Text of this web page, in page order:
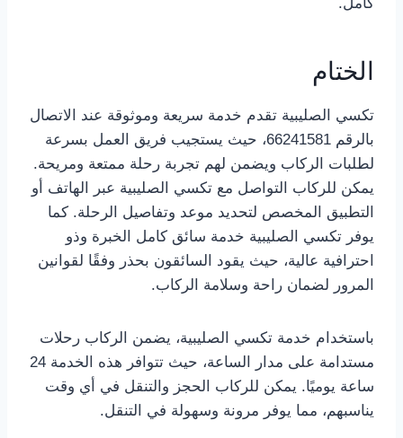
الختام
تكسي الصليبية تقدم خدمة سريعة وموثوقة عند الاتصال
بالرقم 66241581، حيث يستجيب فريق العمل بسرعة
لطلبات الركاب ويضمن لهم تجربة رحلة ممتعة ومريحة.
يمكن للركاب التواصل مع تكسي الصليبية عبر الهاتف أو
التطبيق المخصص لتحديد موعد وتفاصيل الرحلة. كما
يوفر تكسي الصليبية خدمة سائق كامل الخبرة وذو
احترافية عالية، حيث يقود السائقون بحذر وفقًا لقوانين
المرور لضمان راحة وسلامة الركاب.
باستخدام خدمة تكسي الصليبية، يضمن الركاب رحلات
مستدامة على مدار الساعة، حيث تتوافر هذه الخدمة 24
ساعة يوميًا. يمكن للركاب الحجز والتنقل في أي وقت
يناسبهم، مما يوفر مرونة وسهولة في التنقل.